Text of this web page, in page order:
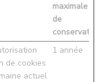
maximale
de
conservation
de cookies
actuel
1 année